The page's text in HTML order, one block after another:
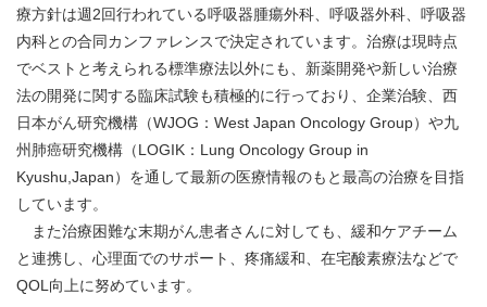
療方針は週2回行われている呼吸器腫瘍外科、呼吸器外科、呼吸器
内科との合同カンファレンスで決定されています。治療は現時点
でベストと考えられる標準療法以外にも、新薬開発や新しい治療
法の開発に関する臨床試験も積極的に行っており、企業治験、西
日本がん研究機構（WJOG：West Japan Oncology Group）や九
州肺癌研究機構（LOGIK：Lung Oncology Group in
Kyushu,Japan）を通して最新の医療情報のもと最高の治療を目指
しています。
また治療困難な末期がん患者さんに対しても、緩和ケアチーム
と連携し、心理面でのサポート、疼痛緩和、在宅酸素療法などで
QOL向上に努めています。